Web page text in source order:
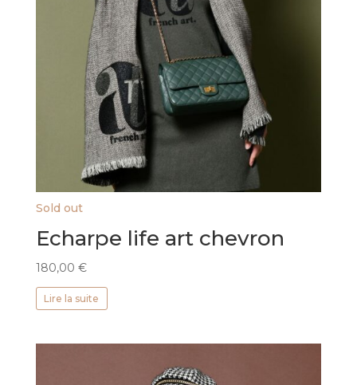
Sold out
Echarpe life art chevron
180,00 €
Lire la suite